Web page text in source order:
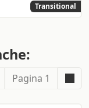
Transitional
Pagina 1